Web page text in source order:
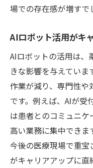
場での存在感が増すで
AIロボット活用がキ
AIロボットの活用は、
きな影響を与えていま
作業が減り、専門性や
です。例えば、AIが受
は患者とのコミュニ
高い業務に集中できま
今後の医療現場で重
がキャリアアップに直